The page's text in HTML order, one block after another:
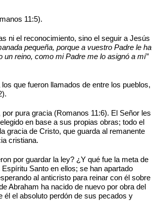
11:5).
ni el reconocimiento, sino el seguir a Jesús
pequeña, porque a vuestro Padre le ha
reino, como mi Padre me lo asignó a mí”
que fueron llamados de entre los pueblos,
pura gracia (Romanos 11:6). El Señor les
en base a sus propias obras; todo el
gracia de Cristo, que guarda al remanente
cristiana.
por guardar la ley? ¿Y qué fue la meta de
Santo en ellos; se han apartado
al anticristo para reinar con él sobre
Abraham ha nacido de nuevo por obra del
el absoluto perdón de sus pecados y